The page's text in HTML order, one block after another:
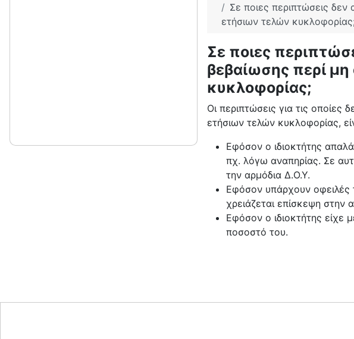
Σε ποιες περιπτώσεις δεν
ετήσιων τελών
Σε ποιες
βεβαίωσης περί
κυκλοφορίας;
Οι περιπτώσεις για τις οποίες
ετήσιων τελών κυκλοφορίας,
Εφόσον ο ιδιοκτήτης
πχ. λόγω αναπηρίας. Σε
την αρμόδια Δ.Ο.Υ.
Εφόσον υπάρχουν οφειλές
χρειάζεται επίσκεψη στην
Εφόσον ο ιδιοκτήτης είχε
ποσοστό του.
Τι γράφουν οι